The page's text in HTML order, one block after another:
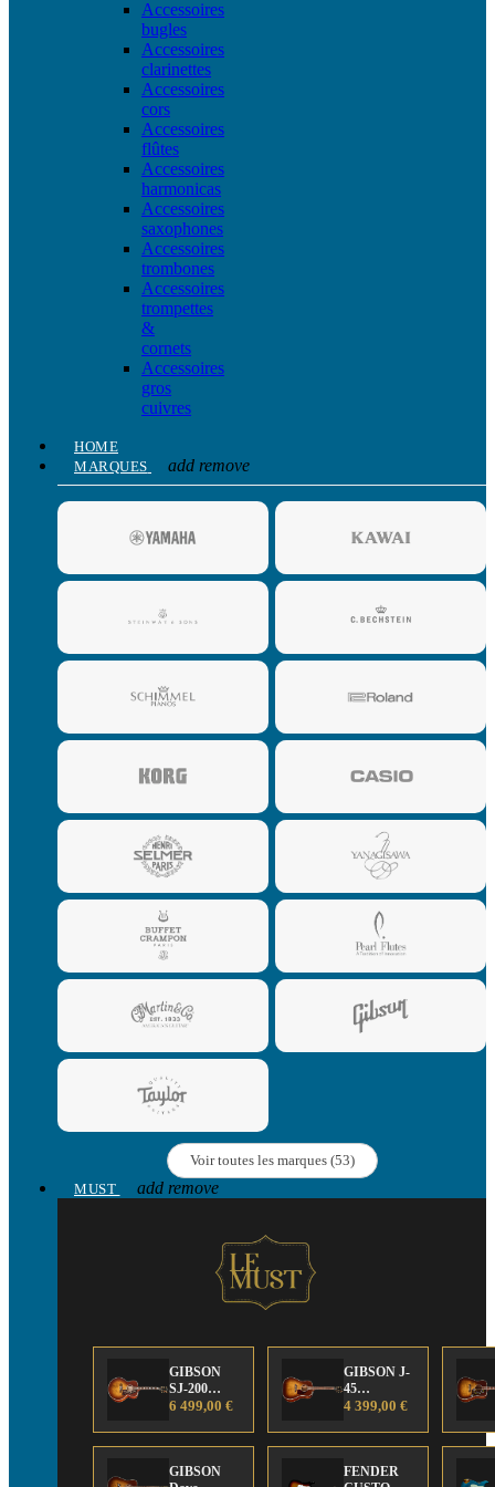
Accessoires
bugles
Accessoires
clarinettes
Accessoires
cors
Accessoires
flûtes
Accessoires
harmonicas
Accessoires
saxophones
Accessoires
trombones
Accessoires
trompettes
&
cornets
Accessoires
gros
cuivres
HOME
MARQUES
add remove
Voir toutes les marques (53)
MUST
add remove
GIBSON
SJ-200
Anniversary
Edition
6 499,00 €
GIBSON J-
45
Anniversary
Edition
4 399,00 €
GIBSON
FENDER